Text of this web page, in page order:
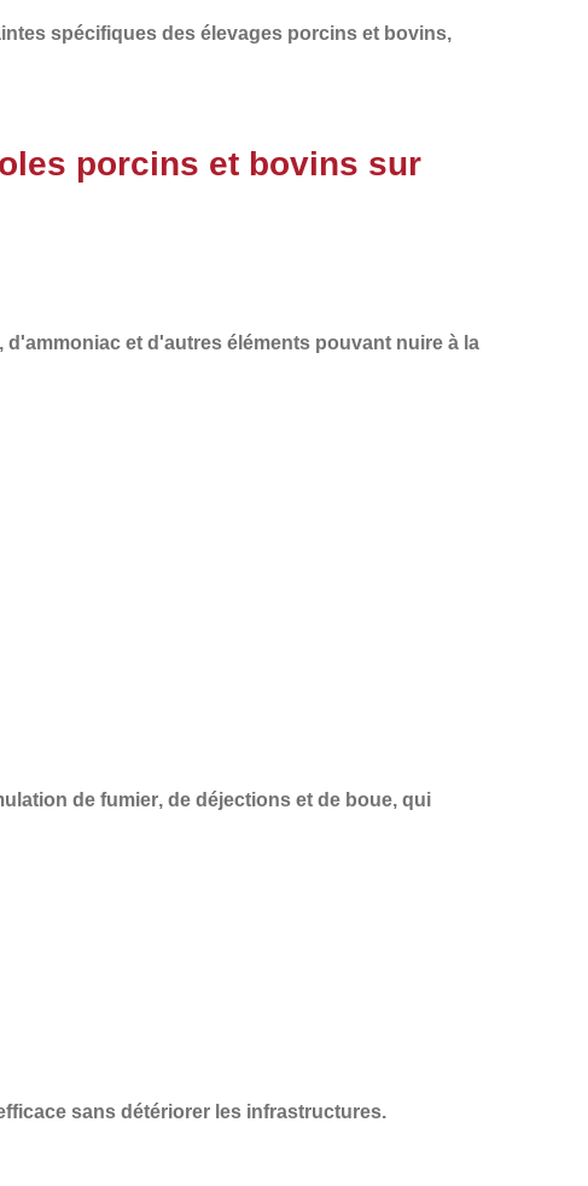
spécifiques des élevages porcins et bovins,
porcins et bovins sur
, d'ammoniac et d'autres éléments pouvant nuire à la
de fumier, de déjections et de boue, qui
sans détériorer les infrastructures.